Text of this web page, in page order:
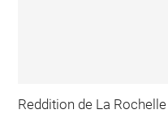
Reddition de La Rochelle